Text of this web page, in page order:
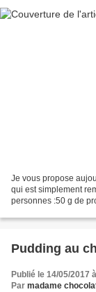
Je vous propose
qui est simplement
personnes :50 g de
Pudding au
Publié le 14/05/2017
Par madame